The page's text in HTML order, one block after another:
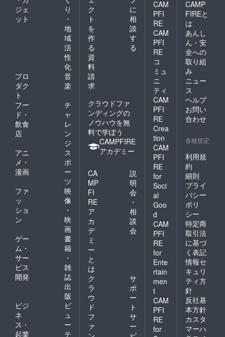
ジェ
ット
り
・
地
域
活
性
化
プロ
ダク
ト
音
楽
フー
ド・
飲食
店
チ
ャ
レ
ン
ジ
アニ
メ・
漫画
ス
ポ
ー
ツ
ファ
ッ
ショ
ン
映
像
・
映
画
ゲー
ム・
サー
ビス
開発
書
籍
・
雑
誌
出
版
ビジ
ネ
ス・
起業
ビ
ュ
ー
テ
ク
ト
を
作
る
に
相
談
す
る
資
料
請
求
クラウドファ
ンディングの
ノウハウを無
料で学ぼう
CAMPFIRE
アカデミー
CA
MP
FI
RE
ア
カ
デ
ミ
ー
と
は
説
明
会
・
相
談
会
ク
ラ
ウ
ド
フ
ァ
サ
ポ
ー
ト
サ
ー
CAM
PFI
RE
CAM
PFI
RE
コ
ミュ
ニ
ティ
CAM
PFI
RE
Crea
tion
CAM
PFI
RE
for
Soci
al
Goo
d
CAM
PFI
RE
for
Ente
rtain
men
t
CAM
PFI
RE
for
CAMP
FIREと
は
あんし
ん・安
全への
取り組
み
ニュー
ス
ヘルプ
お問い
合わせ
各種規定
利用規
約
細則
プライ
バシー
ポリ
シー
特定商
取引法
に基づ
く表記
情報セ
キュリ
ティ方
針
反社基
本方針
カスタ
マーハ